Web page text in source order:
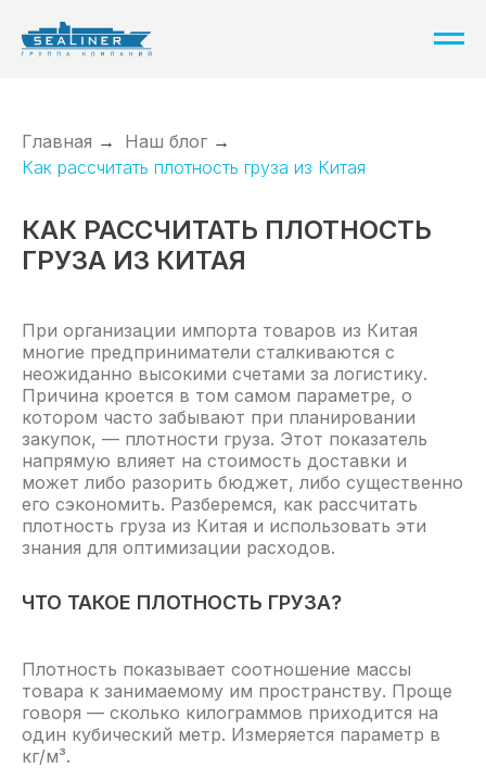
Главная → Наш блог →
Как рассчитать плотность груза из Китая
КАК РАССЧИТАТЬ ПЛОТНОСТЬ
ГРУЗА ИЗ КИТАЯ
При организации импорта товаров из Китая
многие предприниматели сталкиваются с
неожиданно высокими счетами за логистику.
Причина кроется в том самом параметре, о
котором часто забывают при планировании
закупок, — плотности груза. Этот показатель
напрямую влияет на стоимость доставки и
может либо разорить бюджет, либо существенно
его сэкономить. Разберемся, как рассчитать
плотность груза из Китая и использовать эти
знания для оптимизации расходов.
ЧТО ТАКОЕ ПЛОТНОСТЬ ГРУЗА?
Плотность показывает соотношение массы
товара к занимаемому им пространству. Проще
говоря — сколько килограммов приходится на
один кубический метр. Измеряется параметр в
кг/м³.